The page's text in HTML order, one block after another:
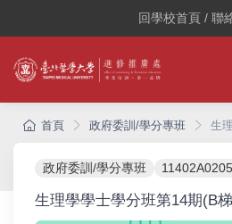
回學校首頁 / 聯
首頁 政府委訓/學分專班 生
政府委訓/學分專班 11402A0205
生理學學士學分班第14期(B